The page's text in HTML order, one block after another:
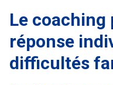
Le coaching
réponse
difficultés